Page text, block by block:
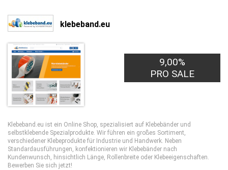
klebeband.eu
9,00%
PRO SALE
Klebeband.eu ist ein Online Shop, spezialisiert auf Klebebänder und
selbstklebende Spezialprodukte. Wir führen ein großes Sortiment,
verschiedener Klebeprodukte für Industrie und Handwerk. Neben
Standardausführungen, konfektionieren wir Klebebänder nach
Kundenwunsch, hinsichtlich Länge, Rollenbreite oder Klebeeigenschaften.
Bewerben Sie sich jetzt!